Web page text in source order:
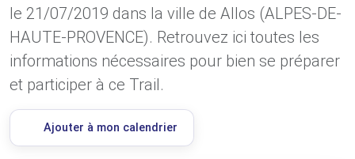
le 21/07/2019 dans la ville de Allos (ALPES-DE-
HAUTE-PROVENCE). Retrouvez ici toutes les
informations nécessaires pour bien se préparer
et participer à ce Trail.
Ajouter à mon calendrier